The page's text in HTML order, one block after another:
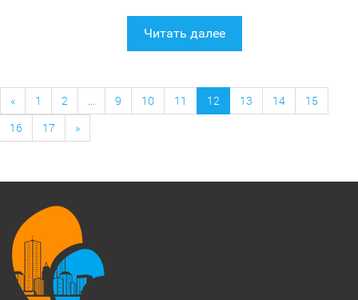
Читать далее
« 1 2 9 10 11 12 13 14
15
16
17 »